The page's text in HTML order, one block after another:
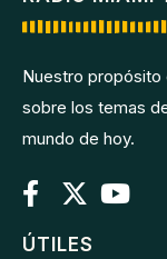
Nuestro propósito
sobre los temas
mundo de hoy.
ÚTILES